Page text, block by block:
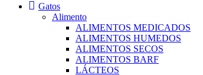
Gatos
Alimento
ALIMENTOS MEDICADOS
ALIMENTOS HUMEDOS
ALIMENTOS SECOS
ALIMENTOS BARF
LÁCTEOS